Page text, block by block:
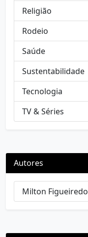
Religião
Rodeio
Saúde
Sustentabilidade
Tecnologia
TV & Séries
Autores
Milton Figueiredo